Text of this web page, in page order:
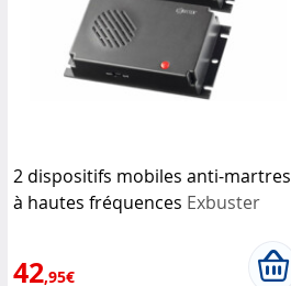
2 dispositifs mobiles anti-martres
à hautes fréquences Exbuster
42,95€